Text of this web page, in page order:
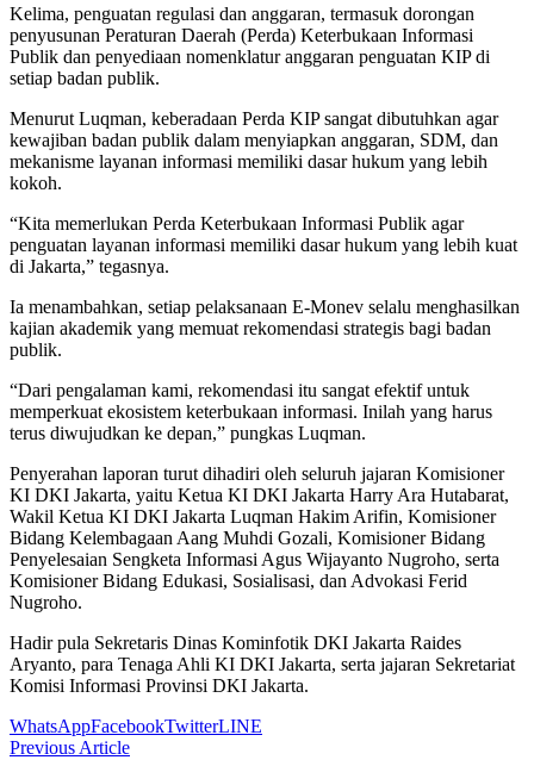
Kelima, penguatan regulasi dan anggaran, termasuk dorongan
penyusunan Peraturan Daerah (Perda) Keterbukaan Informasi
Publik dan penyediaan nomenklatur anggaran penguatan KIP di
setiap badan publik.
Menurut Luqman, keberadaan Perda KIP sangat dibutuhkan agar
kewajiban badan publik dalam menyiapkan anggaran, SDM, dan
mekanisme layanan informasi memiliki dasar hukum yang lebih
kokoh.
“Kita memerlukan Perda Keterbukaan Informasi Publik agar
penguatan layanan informasi memiliki dasar hukum yang lebih kuat
di Jakarta,” tegasnya.
Ia menambah­kan, setiap pelaksanaan E-Monev selalu menghasilkan
kajian akademik yang memuat rekomendasi strategis bagi badan
publik.
“Dari pengalaman kami, rekomendasi itu sangat efektif untuk
memperkuat ekosistem keterbukaan informasi. Inilah yang harus
terus diwujudkan ke depan,” pungkas Luqman.
Penyerahan laporan turut dihadiri oleh seluruh jajaran Komisioner
KI DKI Jakarta, yaitu Ketua KI DKI Jakarta Harry Ara Hutabarat,
Wakil Ketua KI DKI Jakarta Luqman Hakim Arifin, Komisioner
Bidang Kelembagaan Aang Muhdi Gozali, Komisioner Bidang
Penyelesaian Sengketa Informasi Agus Wijayanto Nugroho, serta
Komisioner Bidang Edukasi, Sosialisasi, dan Advokasi Ferid
Nugroho.
Hadir pula Sekretaris Dinas Kominfotik DKI Jakarta Raides
Aryanto, para Tenaga Ahli KI DKI Jakarta, serta jajaran Sekretariat
Komisi Informasi Provinsi DKI Jakarta.
WhatsAppFacebookTwitterLINE
Previous Article